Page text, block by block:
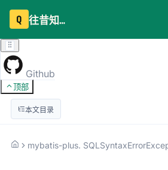
Q 往昔知识库
Github
顶部
本文目录